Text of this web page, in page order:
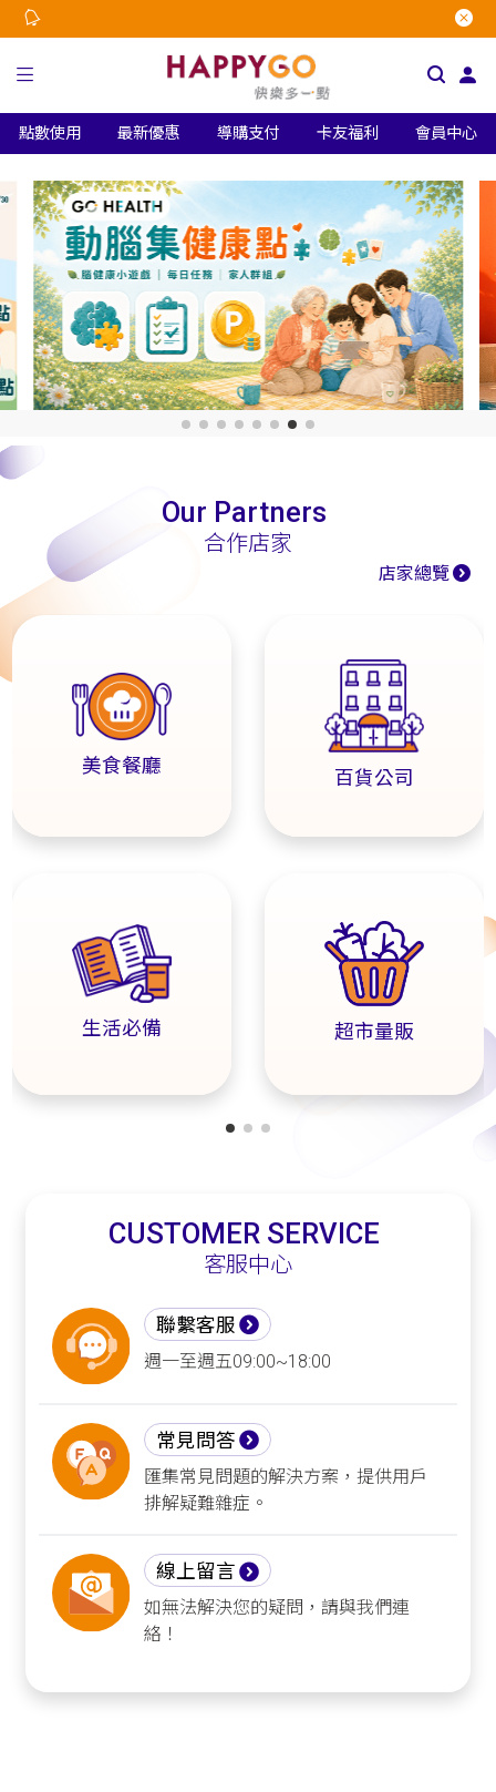
點數使用 最新優惠 導購支付 卡友福利 會員中心
Our Partners
合作店家
店家總覽
美食餐廳
生活必備
百貨公司
超市量販
CUSTOMER SERVICE
客服中心
聯繫客服
週一至週五09:00~18:00
常見問答
匯集常見問題的解決方案，提供用戶
排解疑難雜症。
線上留言
如無法解決您的疑問，請與我們連
絡！